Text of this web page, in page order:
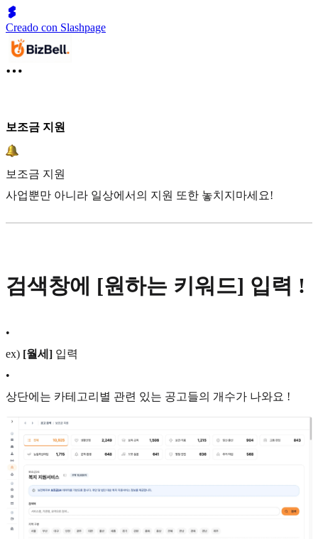
Creado con Slashpage
보조금 지원
보조금 지원
사업뿐만 아니라 일상에서의 지원 또한 놓치지마세요!
검색창에 [원하는 키워드] 입력 !
•
ex) [월세] 입력
•
상단에는 카테고리별 관련 있는 공고들의 개수가 나와요 !